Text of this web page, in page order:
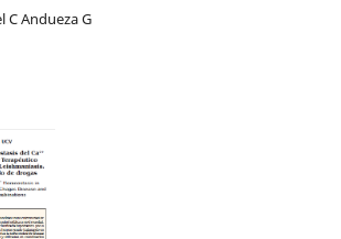
C Andueza G